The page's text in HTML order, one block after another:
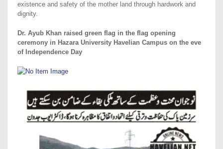
existence and safety of the mother land through hardwork and
dignity.
Dr. Ayub Khan raised green flag in the flag opening
ceremony in Hazara University Havelian Campus on the eve
of Independence Day